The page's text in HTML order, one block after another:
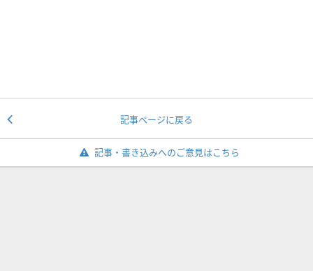
記事ページに戻る
記事・書き込みへのご意見はこちら